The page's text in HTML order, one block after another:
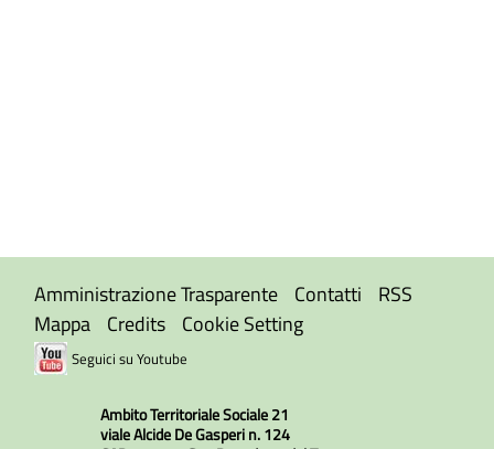
Amministrazione Trasparente Contatti
RSS
Mappa Credits Cookie Setting
Seguici su Youtube
Ambito Territoriale Sociale 21
viale Alcide De Gasperi n. 124